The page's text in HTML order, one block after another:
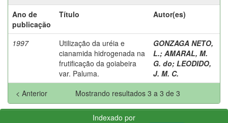
Ano de
publicação
Título Autor(es)
1997
Utilização da uréia e
cianamida hidrogenada na
frutificação da goiabeira
var. Paluma.
GONZAGA NETO,
L.; AMARAL, M.
G. do; LEODIDO,
J. M. C.
Mostrando resultados 3 a 3 de 3
< Anterior
Indexado por